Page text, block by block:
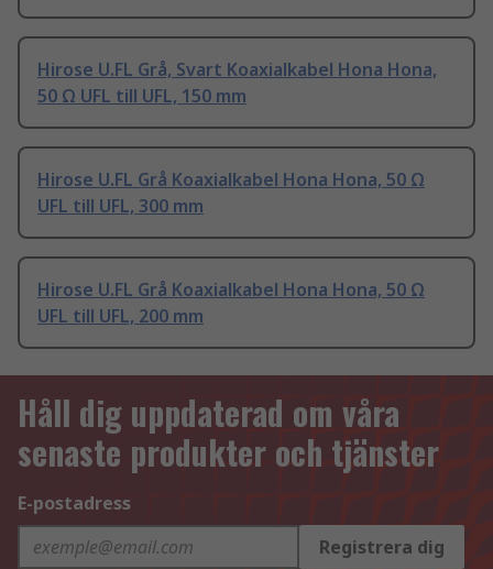
Hirose U.FL Grå, Svart Koaxialkabel Hona Hona,
50 Ω UFL till UFL, 150 mm
Hirose U.FL Grå Koaxialkabel Hona Hona, 50 Ω
UFL till UFL, 300 mm
Hirose U.FL Grå Koaxialkabel Hona Hona, 50 Ω
UFL till UFL, 200 mm
Håll dig uppdaterad om våra
senaste produkter och tjänster
E-postadress
Registrera dig